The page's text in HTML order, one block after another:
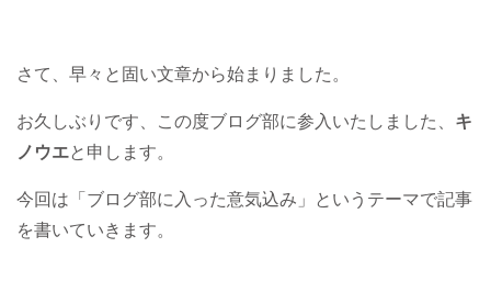
さて、早々と固い文章から始まりました。
お久しぶりです、この度ブログ部に参入いたしました、 キ
ノウエと申します。
今回は「ブログ部に入った意気込み」というテーマで記事
を書いていきます。